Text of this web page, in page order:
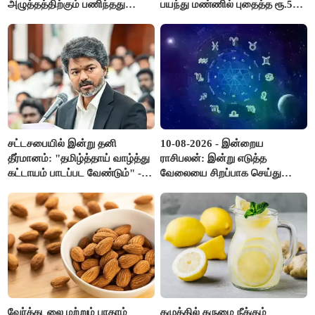
அழுத்தத்திற்கும் பணிந்தது
அருண்ராஜ்..!
பயந்து மண்ணில் புதைத்த ரூ.5
சட்டசபையில் இன்று தனி
தீர்மானம்: "தமிழ்த்தாய் வாழ்த்து
கட்டாயம் பாடப்பட வேண்டும்" -
10-08-2026 - இன்றைய
ராசிபலன்: இன்று எடுத்த
வேலையை சிறப்பாக செய்து
அதே நேரத்தில் கூடுதலாக
உழைக்க வேண்டி இருக்கும்..!
வேர்க்கடலை மற்றும் பாதாம் கழுத்தில் கருமை நீக்கும்